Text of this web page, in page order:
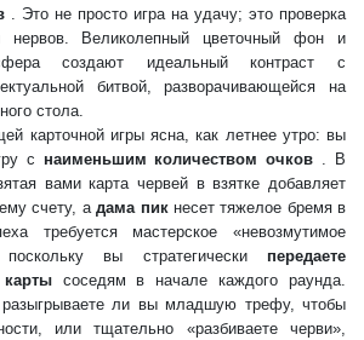
. Это не просто игра на удачу; это проверка
нервов. Великолепный цветочный фон и
создают идеальный контраст с
битвой, разворачивающейся на
стола.
карточной игры ясна, как летнее утро: вы
с наименьшим количеством очков . В
вами карта червей в взятке добавляет
счету, адама пикнесет тяжелое бремя в
требуется мастерское «невозмутимое
вы стратегически передаете
соседям в начале каждого раунда.
разыгрываете ли вы младшую трефу, чтобы
или тщательно «разбиваете черви»,